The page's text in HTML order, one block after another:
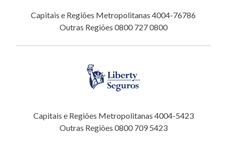
Capitais e Regiões Metropolitanas 4004-76786
Outras Regiões 0800 727 0800
Capitais e Regiões Metropolitanas 4004-5423
Outras Regiões 0800 709 5423